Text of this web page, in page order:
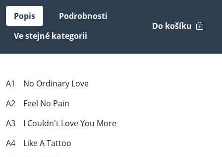
Popis
Podrobnosti
Ve stejné kategorii
Do košíku
A1 No Ordinary Love
A2 Feel No Pain
A3 I Couldn't Love You More
A4 Like A Tattoo